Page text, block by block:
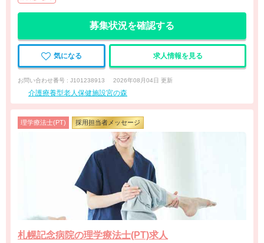
募集状況を確認する
気になる 求人情報を見る
お問い合わせ番号 : J101238913 2026年08月04日 更新
介護療養型老人保健施設宮の森
理学療法士(PT) 採用担当者メッセージ
札幌記念病院の理学療法士(PT)求人